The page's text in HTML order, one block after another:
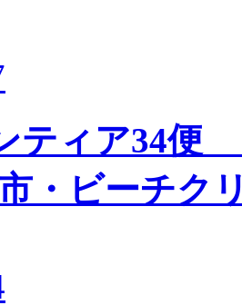
ティア34便
・ビーチク